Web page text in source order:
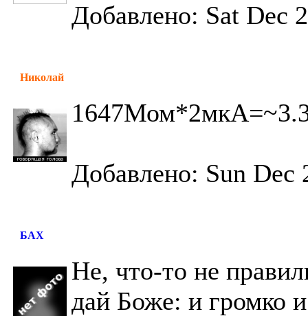
Добавлено: Sat Dec
Николай
Добавлено: Sun Dec
БАХ
Не, что-то не
дай Боже: и громко